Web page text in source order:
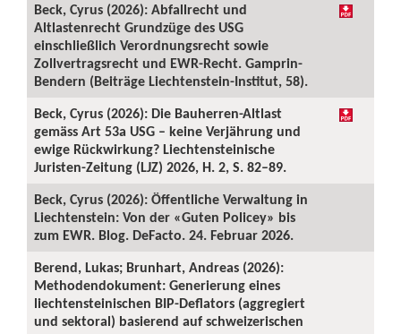
Beck, Cyrus (2026): Abfallrecht und
Altlastenrecht Grundzüge des USG
einschließlich Verordnungsrecht sowie
Zollvertragsrecht und EWR-Recht. Gamprin-
Bendern (Beiträge Liechtenstein-Institut, 58).
Beck, Cyrus (2026): Die Bauherren-Altlast
gemäss Art 53a USG – keine Verjährung und
ewige Rückwirkung? Liechtensteinische
Juristen-Zeitung (LJZ) 2026, H. 2, S. 82–89.
Beck, Cyrus (2026): Öffentliche Verwaltung in
Liechtenstein: Von der «Guten Policey» bis
zum EWR. Blog. DeFacto. 24. Februar 2026.
Berend, Lukas; Brunhart, Andreas (2026):
Methodendokument: Generierung eines
liechtensteinischen BIP-Deflators (aggregiert
und sektoral) basierend auf schweizerischen